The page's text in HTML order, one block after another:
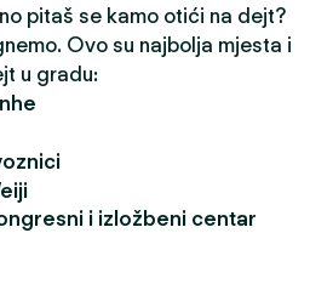
pitaš se kamo otići na dejt?
Ovo su najbolja mjesta i
u gradu:
i izložbeni centar